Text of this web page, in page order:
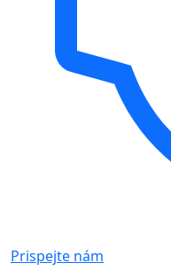
Prispejte nám